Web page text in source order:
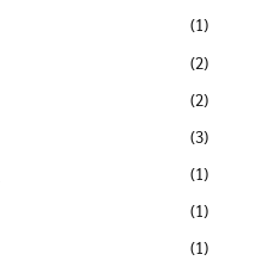
(1)
(2)
(2)
(3)
(1)
(1)
(1)